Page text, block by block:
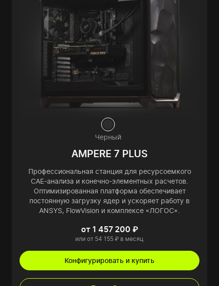
Черный
AMPERE 7 PLUS
Профессиональная станция для ресурсоемкого
CAE-анализа и конечно-элементных расчетов.
Оптимизированная платформа обеспечивает
постоянную загрузку ядер и ускоряет работу в
ANSYS, FlowVision и комплексе «ЛОГОС».
от 1 457 200 ₽
или от 54 155 ₽ в месяц
Конфигурировать и купить